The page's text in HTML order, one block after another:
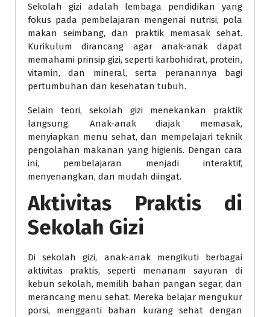
Sekolah gizi adalah lembaga pendidikan yang
fokus pada pembelajaran mengenai nutrisi, pola
makan seimbang, dan praktik memasak sehat.
Kurikulum dirancang agar anak-anak dapat
memahami prinsip gizi, seperti karbohidrat, protein,
vitamin, dan mineral, serta peranannya bagi
pertumbuhan dan kesehatan tubuh.
Selain teori, sekolah gizi menekankan praktik
langsung. Anak-anak diajak memasak,
menyiapkan menu sehat, dan mempelajari teknik
pengolahan makanan yang higienis. Dengan cara
ini, pembelajaran menjadi interaktif,
menyenangkan, dan mudah diingat.
Aktivitas Praktis di
Sekolah Gizi
Di sekolah gizi, anak-anak mengikuti berbagai
aktivitas praktis, seperti menanam sayuran di
kebun sekolah, memilih bahan pangan segar, dan
merancang menu sehat. Mereka belajar mengukur
porsi, mengganti bahan kurang sehat dengan